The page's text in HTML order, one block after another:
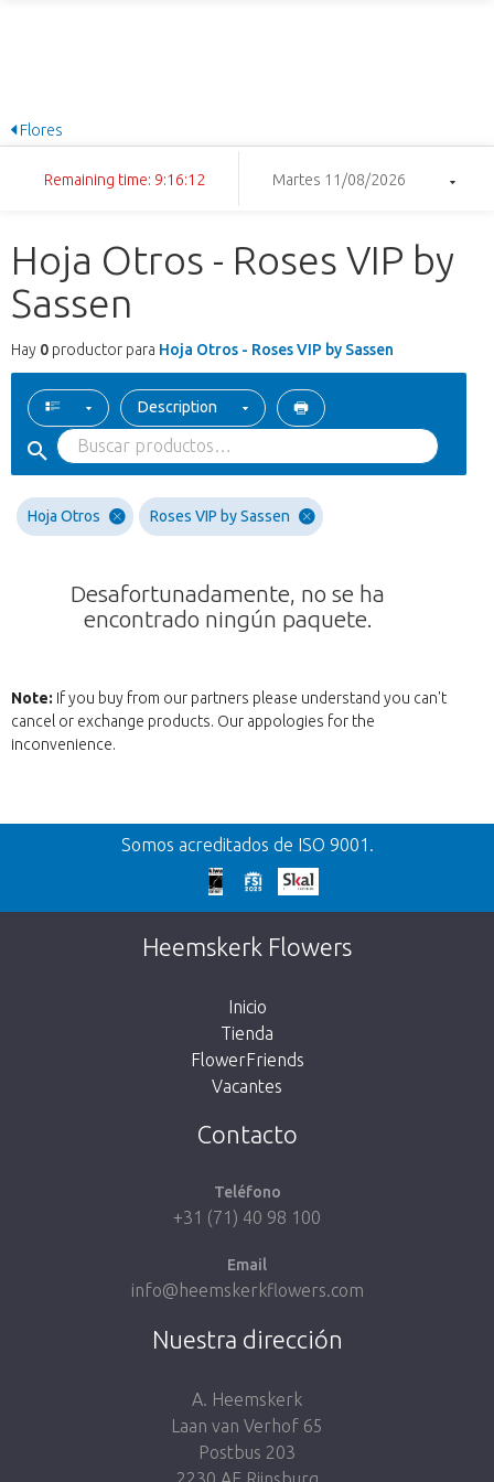
Flores
Remaining time: 9:16:12 Martes 11/08/2026
Hoja Otros - Roses VIP by
Sassen
Hay 0 productor para Hoja Otros - Roses VIP by Sassen
Description
Hoja Otros Roses VIP by Sassen
Desafortunadamente, no se ha
encontrado ningún paquete.
Note: If you buy from our partners please understand you can't
cancel or exchange products. Our appologies for the
inconvenience.
Volver
¡Demasiado tarde!
Desafortunadamente, este artículo está
agotado. Haz click en el botón de abajo para
Volver a la tienda
Somos acreditados de ISO 9001.
Heemskerk Flowers
Inicio
Tienda
FlowerFriends
Vacantes
Contacto
Teléfono
+31 (71) 40 98 100
Email
info@heemskerkflowers.com
Nuestra dirección
A. Heemskerk
Laan van Verhof 65
Postbus 203